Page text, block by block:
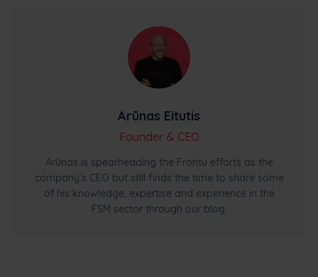
Arūnas Eitutis
Founder & CEO
Arūnas is spearheading the Frontu efforts as the
company’s CEO but still finds the time to share some
of his knowledge, expertise and experience in the
FSM sector through our blog.